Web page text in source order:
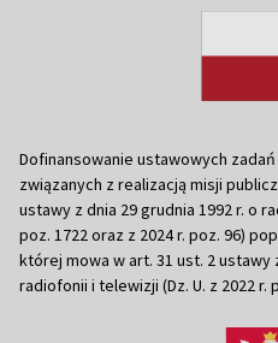
Dofinansowanie ustawowych
związanych z realizacją misji
ustawy z dnia 29 grudnia 1992 r. o
poz. 1722 oraz z 2024 r. poz. 96)
której mowa w art. 31 ust. 2 ustawy
radiofonii i telewizji (Dz. U. z 2022 r.